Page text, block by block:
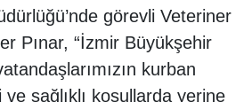
görevli Veteriner
Pınar, “İzmir Büyükşehir
kurban
sağlıklı koşullarda yerine